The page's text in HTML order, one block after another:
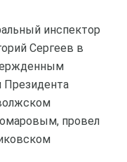
инспектор
Сергеев в
Президента
провел